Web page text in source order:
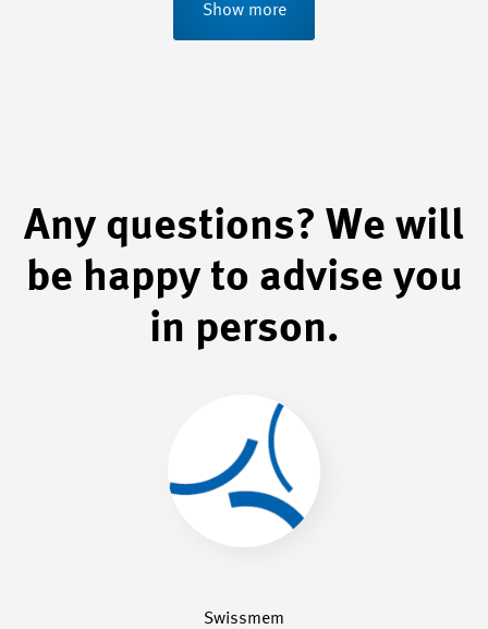
Show more
Any questions? We will
be happy to advise you
in person.
Swissmem